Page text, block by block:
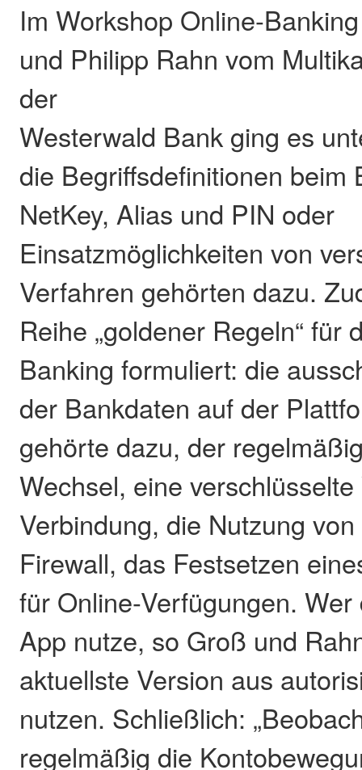
Im Workshop Online-
und Philipp Rahn vom
der
Westerwald Bank ging es
die Begriffsdefinitionen beim
NetKey, Alias und PIN oder
Einsatzmöglichkeiten von
Verfahren gehörten dazu.
Reihe „goldener Regeln“ für
Banking formuliert: die
der Bankdaten auf der
gehörte dazu, der
Wechsel, eine
Verbindung, die Nutzung
Firewall, das Festsetzen
für Online-Verfügungen.
App nutze, so Groß und
aktuellste Version aus
nutzen. Schließlich:
regelmäßig die